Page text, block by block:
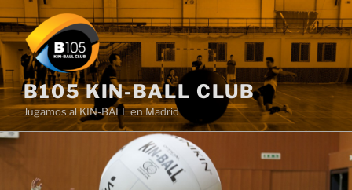
al
contenido
B105 KIN-BALL CLUB
Jugamos al KIN-BALL en Madrid